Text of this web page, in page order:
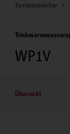
Systemspeicher
WP1V
Übersicht